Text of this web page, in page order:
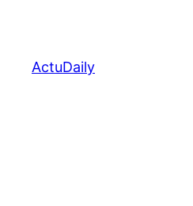
contenu
ActuDaily